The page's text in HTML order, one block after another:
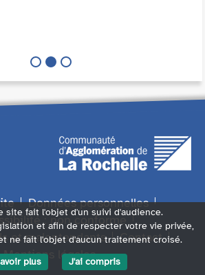
Données personnelles
: non conforme
et malentendants
Contact
Mentions légales
site fait l'objet d'un suivi d'audience.
et afin de respecter votre vie privée,
ne fait l'objet d'aucun traitement croisé.
plus
J'ai compris